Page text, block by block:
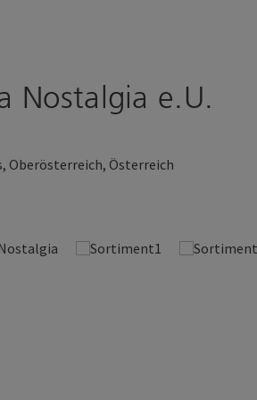
Nostalgia e.U.
Oberösterreich, Österreich